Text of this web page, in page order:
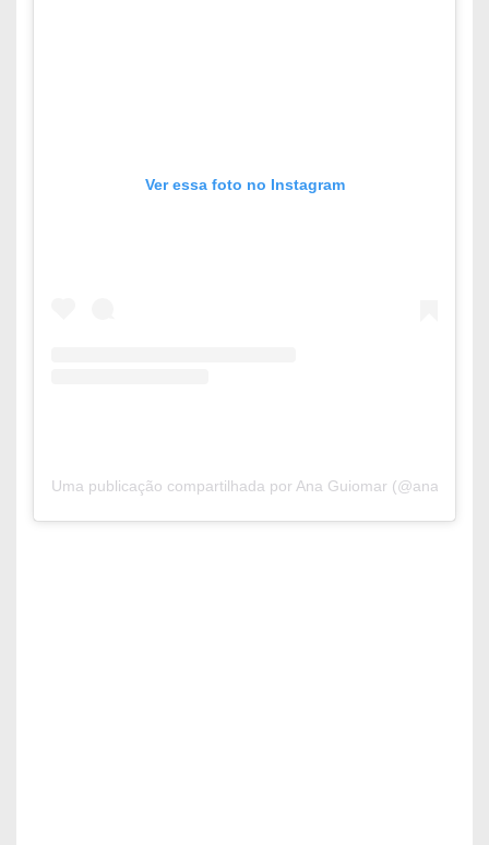
Ver essa foto no Instagram
Uma publicação compartilhada por Ana Guiomar